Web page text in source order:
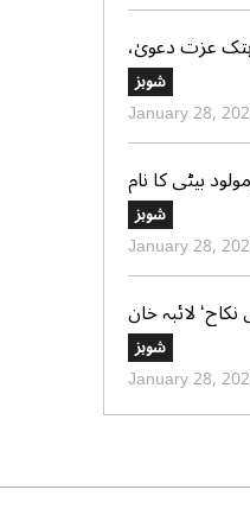
عزت دعویٰ،
ٹرائل کورٹ کو 30 دن میں فیصلے
کا حکم
شوبز
January 28,
بیٹی کا نام
کی مبارکباد
شوبز
January 28,
لائبہ خان
کی تصاویر بھی
وائرل
شوبز
January 28,